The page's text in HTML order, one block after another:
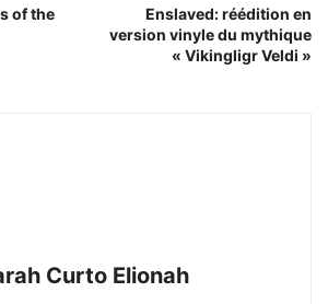
of the
Enslaved: réédition en
version vinyle du mythique
« Vikingligr Veldi »
Curto Elionah